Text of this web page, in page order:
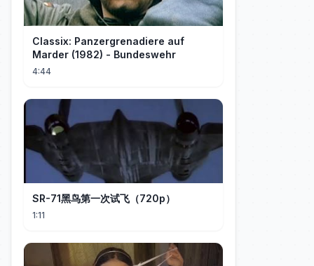
Classix: Panzergrenadiere auf
Marder (1982) - Bundeswehr
4:44
SR-71黑鸟第一次试飞（720p）
1:11